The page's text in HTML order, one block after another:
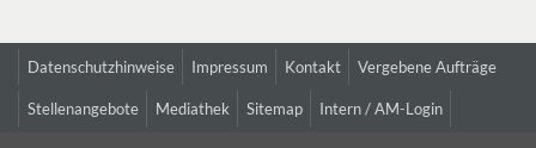
Datenschutzhinweise Impressum Kontakt Vergebene Aufträge
Stellenangebote Mediathek Sitemap Intern / AM-Login